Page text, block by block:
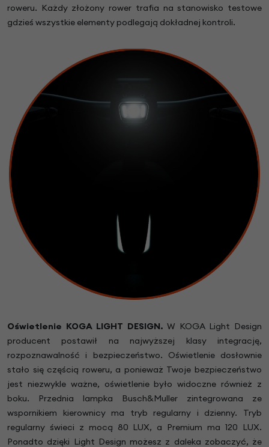
roweru. Każdy złożony rower trafia na stanowisko testowe
gdzieś wszystkie elementy podlegają dokładnej kontroli.
Oświetlenie KOGA LIGHT DESIGN. W KOGA Light Design
producent postawił na najwyższej klasy integrację,
rozpoznawalność i bezpieczeństwo. Oświetlenie dosłownie
stało się częścią roweru, a ponieważ Twoje bezpieczeństwo
jest niezwykle ważne, oświetlenie było widoczne również z
boku. Przednia lampka Busch&Muller zintegrowana ze
wspornikiem kierownicy ma tryb regularny i dzienny. Tryb
regularny świeci z mocą 80 LUX, a Premium ma 120 LUX.
Ponadto dzięki Light Design możesz z daleka zobaczyć, że